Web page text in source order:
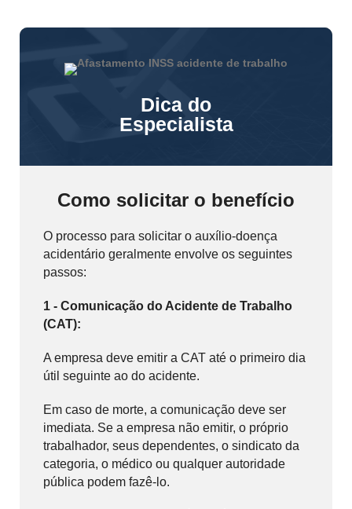
Dica do
Especialista
Como solicitar o benefício
O processo para solicitar o auxílio-doença
acidentário geralmente envolve os seguintes
passos:
1 - Comunicação do Acidente de Trabalho
(CAT):
A empresa deve emitir a CAT até o primeiro dia
útil seguinte ao do acidente.
Em caso de morte, a comunicação deve ser
imediata. Se a empresa não emitir, o próprio
trabalhador, seus dependentes, o sindicato da
categoria, o médico ou qualquer autoridade
pública podem fazê-lo.